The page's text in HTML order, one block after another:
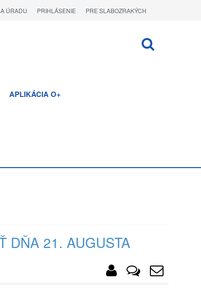
PRE SLABOZRAKÝCH
PRIHLÁSENIE
ÚRADU
APLIKÁCIA O+
DŇA 21. AUGUSTA